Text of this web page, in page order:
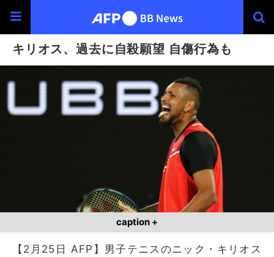
キリオス、過去に自殺願望 自傷行為も
caption +
【2月25日 AFP】男子テニスのニック・キリオス